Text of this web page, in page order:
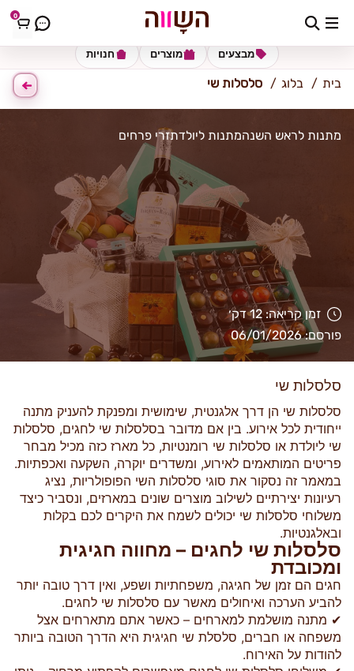
0 כתובת למשלוח הזינו כתובת
חנויות מוצרים מבצעים
בית בלוג סלסלות שי
מתנות לראש השנהמתנות ליולדתזרי פרחים
זמן קריאה: 12 דק׳
פורסם: 06/01/2026
סלסלות שי
סלסלות שי הן דרך אלגנטית, שימושית ומפנקת להעניק מתנה
ייחודית לכל אירוע. בין אם מדובר בסלסלות שי לחגים, סלסלות
שי ליולדת או סלסלות שי רומנטיות, כל מארז כזה מכיל מבחר
פריטים המותאמים לאירוע, ומשדרים יוקרה, השקעה ואכפתיות.
במאמר זה נסקור את סוגי סלסלות השי הפופולריות, נציג
רעיונות יצירתיים לשילוב מוצרים שונים במארזים, ונסביר כיצד
משלוחי סלסלות שי יכולים לשמח את היקרים לכם בקלות
ובאלגנטיות.
סלסלות שי לחגים – מחווה חגיגית
ומכובדת
חגים הם זמן של חגיגה, משפחתיות ושפע, ואין דרך טובה יותר
להביע הערכה ואיחולים מאשר עם סלסלות שי לחגים.
✔ מתנה מושלמת למארחים – כאשר אתם מתארחים אצל
משפחה או חברים, סלסלת שי חגיגית היא הדרך הטובה ביותר
להודות על האירוח.